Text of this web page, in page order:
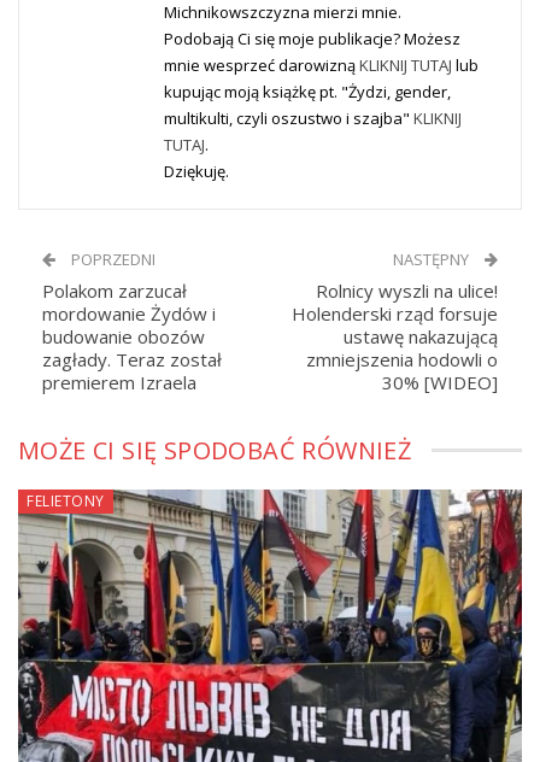
Michnikowszczyzna mierzi mnie.
Podobają Ci się moje publikacje? Możesz
mnie wesprzeć darowiznąKLIKNIJ TUTAJ lub
kupując moją książkę pt. "Żydzi, gender,
multikulti, czyli oszustwo i szajba" KLIKNIJ
TUTAJ.
Dziękuję.
POPRZEDNI
Polakom zarzucał
mordowanie Żydów i
budowanie obozów
zagłady. Teraz został
premierem Izraela
NASTĘPNY
Rolnicy wyszli na ulice!
Holenderski rząd forsuje
ustawę nakazującą
zmniejszenia hodowli o
30% [WIDEO]
MOŻE CI SIĘ SPODOBAĆ RÓWNIEŻ
FELIETONY